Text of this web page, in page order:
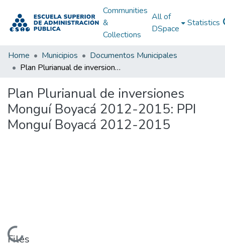
Communities
&
Collections
All of
DSpace
Statistics
Home Municipios
Documentos Municipales
Plan Plurianual de inversiones Monguí Boyacá 2012-2015: PPI Monguí Boyacá 2012-2015
Plan Plurianual de inversiones
Monguí Boyacá 2012-2015: PPI
Monguí Boyacá 2012-2015
Loading...
Files